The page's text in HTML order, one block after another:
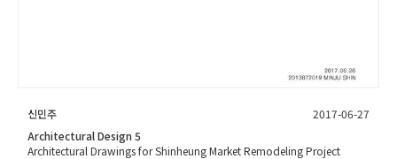
신민주
2017-06-27
Architectural Design 5
Architectural Drawings for Shinheung Market Remodeling Project